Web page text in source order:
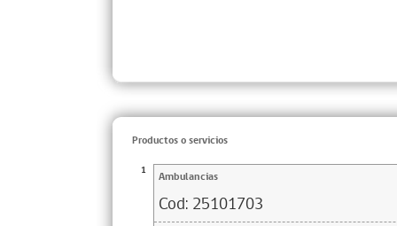
Productos o servicios
1 Ambulancias
Cod: 25101703